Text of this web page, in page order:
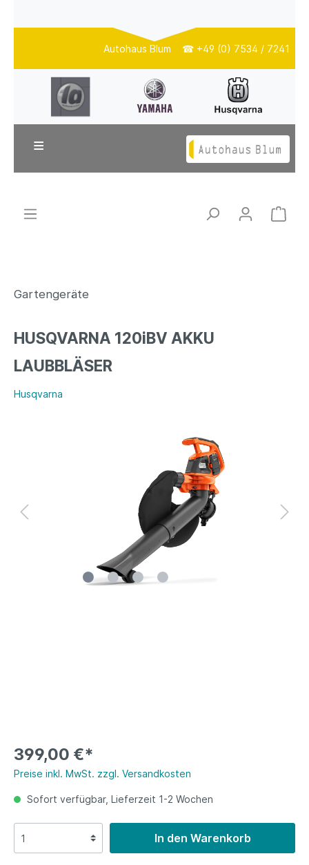
Autohaus Blum ☎ +49 (0) 7534 / 7241
≡
Gartengeräte
HUSQVARNA 120iBV AKKU
LAUBBLÄSER
Husqvarna
399,00 €*
Preise inkl. MwSt. zzgl. Versandkosten
Sofort verfügbar, Lieferzeit 1-2 Wochen
In den Warenkorb